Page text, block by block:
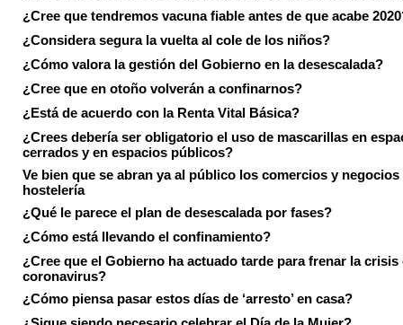
¿Cree que tendremos vacuna fiable antes de que acabe
¿Considera segura la vuelta al cole de los niños?
¿Cómo valora la gestión del Gobierno en la desescalada?
¿Cree que en otoño volverán a confinarnos?
¿Está de acuerdo con la Renta Vital Básica?
¿Crees debería ser obligatorio el uso de mascarillas en
cerrados y en espacios públicos?
Ve bien que se abran ya al público los comercios y negocios
hostelería
¿Qué le parece el plan de desescalada por fases?
¿Cómo está llevando el confinamiento?
¿Cree que el Gobierno ha actuado tarde para frenar la crisis
coronavirus?
¿Cómo piensa pasar estos días de ‘arresto’ en casa?